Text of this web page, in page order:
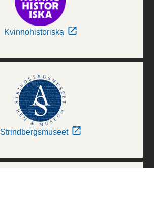
Kvinnohistoriska
Strindbergsmuseet